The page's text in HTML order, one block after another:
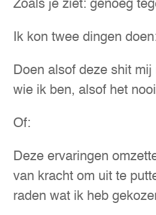
Zoals je ziet: genoeg
Ik kon twee dingen
Doen alsof deze shit
wie ik ben, alsof het
Of:
Deze ervaringen
van kracht om uit te
raden wat ik heb